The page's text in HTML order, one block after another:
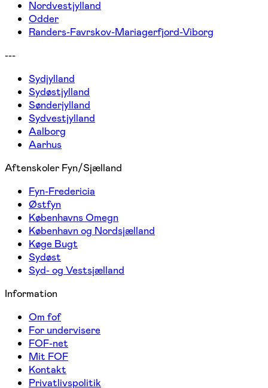
Nordvestjylland
Odder
Randers-Favrskov-Mariagerfjord-Viborg
---
Sydjylland
Sydøstjylland
Sønderjylland
Sydvestjylland
Aalborg
Aarhus
Aftenskoler Fyn/Sjælland
Fyn-Fredericia
Østfyn
Københavns Omegn
København og Nordsjælland
Køge Bugt
Sydøst
Syd- og Vestsjælland
Information
Om fof
For undervisere
FOF-net
Mit FOF
Kontakt
Privatlivspolitik